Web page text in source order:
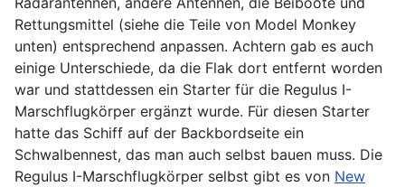
Rettungsmittel (siehe die Teile von Model Monkey
unten) entsprechend anpassen. Achtern gab es auch
einige Unterschiede, da die Flak dort entfernt worden
war und stattdessen ein Starter für die Regulus I-
Marschflugkörper ergänzt wurde. Für diesen Starter
hatte das Schiff auf der Backbordseite ein
Schwalbennest, das man auch selbst bauen muss. Die
Regulus I-Marschflugkörper selbst gibt es von New